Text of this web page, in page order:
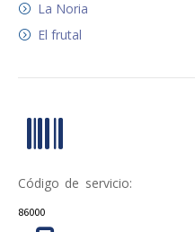
La Noria
El frutal
Código de servicio:
86000